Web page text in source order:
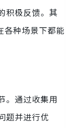
积极反馈。其
各种场景下都能
。通过收集用
题并进行优